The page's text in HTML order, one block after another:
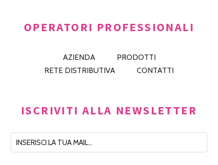
OPERATORI PROFESSIONALI
AZIENDA
PRODOTTI
RETE DISTRIBUTIVA
CONTATTI
ISCRIVITI ALLA NEWSLETTER